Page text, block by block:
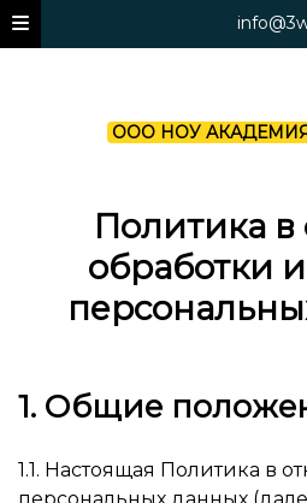
ООО НОУ
Политика в
обработки
1. Общие
1.1. Настоящая Политика в